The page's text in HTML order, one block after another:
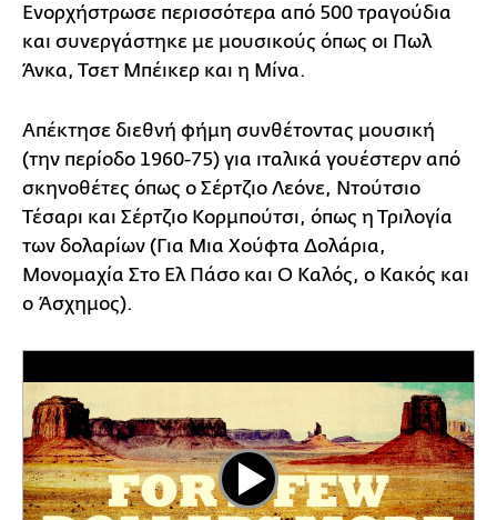
Ενορχήστρωσε περισσότερα από 500 τραγούδια
και συνεργάστηκε με μουσικούς όπως οι Πωλ
Άνκα, Τσετ Μπέικερ και η Μίνα.
Απέκτησε διεθνή φήμη συνθέτοντας μουσική
(την περίοδο 1960-75) για ιταλικά γουέστερν από
σκηνοθέτες όπως ο Σέρτζιο Λεόνε, Ντούτσιο
Τέσαρι και Σέρτζιο Κορμπούτσι, όπως η Τριλογία
των δολαρίων (Για Μια Χούφτα Δολάρια,
Μονομαχία Στο Ελ Πάσο και Ο Καλός, ο Κακός και
ο Άσχημος).
Play